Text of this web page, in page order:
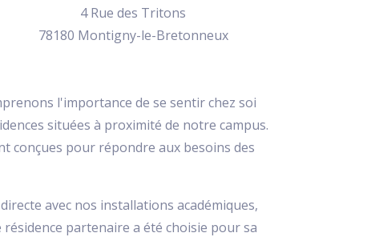
4 Rue des Tritons
78180 Montigny-le-Bretonneux
l'importance de se sentir chez soi
situées à proximité de notre campus.
conçues pour répondre aux besoins des
avec nos installations académiques,
partenaire a été choisie pour sa